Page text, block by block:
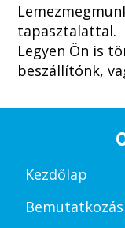
tapasztalattal.
Legyen Ön is
beszállítónk,
Kezdőlap
Bemutatkozás